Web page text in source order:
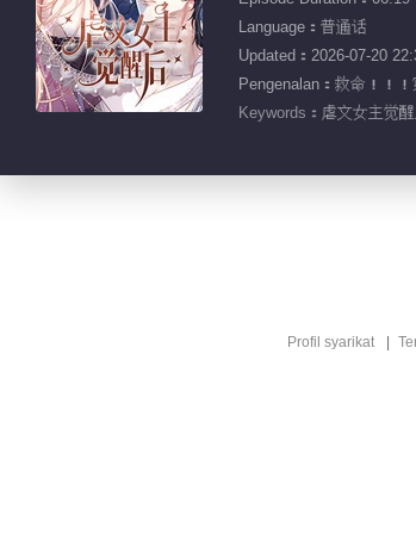
Language：普通话
Updated：2026-07-20
Pengenalan：救命！！
Keywords： 虐文女主觉
Profil syarikat